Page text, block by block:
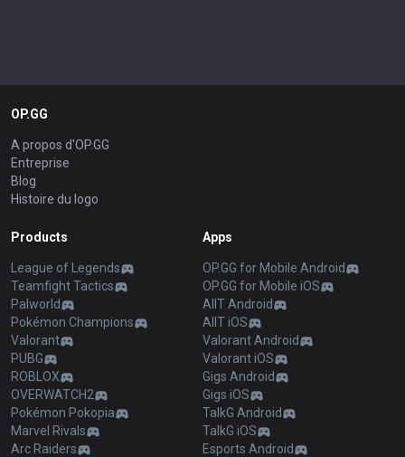
OP.GG
A propos d'OP.GG
Entreprise
Blog
Histoire du logo
Products
League of Legends
Teamfight Tactics
Palworld
Pokémon Champions
Valorant
PUBG
ROBLOX
OVERWATCH2
Pokémon Pokopia
Marvel Rivals
Arc Raiders
Apps
OP.GG for Mobile Android
OP.GG for Mobile iOS
AllT Android
AllT iOS
Valorant Android
Valorant iOS
Gigs Android
Gigs iOS
TalkG Android
TalkG iOS
Esports Android